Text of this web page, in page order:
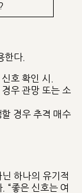
한다.
호 확인 시.
우 관망 또는 소
경우 추격 매수
하나의 유기적
“좋은 신호는 여